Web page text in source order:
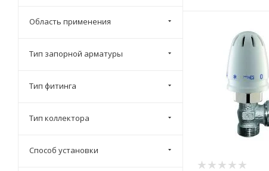
Дюбель-крюк
Заглушка
Контргайка
Область применения
Тип запорной арматуры
Тип фитинга
Тип коллектора
Способ установки